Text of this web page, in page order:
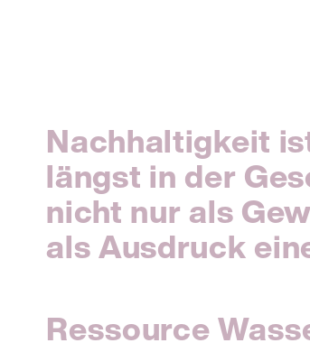
Nachhaltigkeit
längst in der
nicht nur als
als Ausdruck
Ressource